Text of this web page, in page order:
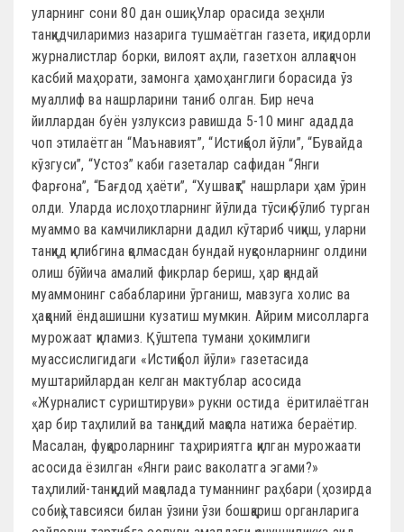
уларнинг сони 80 дан ошиқ. Улар орасида зеҳнли
танқидчиларимиз назарига тушмаётган газета, иқтидорли
журналистлар борки, вилоят аҳли, газетхон аллақачон
касбий маҳорати, замонга ҳамоҳанглиги борасида ўз
муаллиф ва нашрларини таниб олган. Бир неча
йиллардан буён узлуксиз равишда 5-10 минг ададда
чоп этилаётган “Маънавият”, “Истиқбол йўли”, “Бувайда
кўзгуси”, “Устоз” каби газеталар сафидан “Янги
Фарғона”, “Бағдод ҳаёти”, “Хушвақт” нашрлари ҳам ўрин
олди. Уларда ислоҳотларнинг йўлида тўсиқ бўлиб турган
муаммо ва камчиликларни дадил кўтариб чиқиш, уларни
танқид қилибгина қолмасдан бундай нуқсонларнинг олдини
олиш бўйича амалий фикрлар бериш, ҳар қандай
муаммонинг сабабларини ўрганиш, мавзуга холис ва
ҳаққоний ёндашишни кузатиш мумкин. Айрим мисолларга
мурожаат қиламиз. Қўштепа тумани ҳокимлиги
муассислигидаги «Истиқбол йўли» газетасида
муштарийлардан келган мактублар асосида
«Журналист суриштируви» рукни остида ёритилаётган
ҳар бир таҳлилий ва танқидий мақола натижа бераётир.
Масалан, фуқароларнинг таҳририятга қилган мурожаати
асосида ёзилган «Янги раис ваколатга эгами?»
таҳлилий-танқидий мақолада туманнинг раҳбари (ҳозирда
собиқ) тавсияси билан ўзини ўзи бошқариш органларига